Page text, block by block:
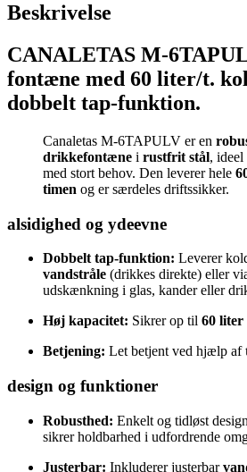
Beskrivelse
CANALETAS M-
fontæne med 60 liter/t.
dobbelt tap-funktion.
Canaletas M-6TAPULV er en
drikkefontæne i rustfrit stål,
med stort behov. Den leverer hele
timen og er særdeles driftssikker.
alsidighed og ydeevne
Dobbelt tap-funktion: Leverer
vandstråle (drikkes direkte) eller
udskænkning i glas, kander eller
Høj kapacitet: Sikrer op til 60 liter
Betjening: Let betjent ved hjælp af
design og funktioner
Robusthed: Enkelt og tidløst
sikrer holdbarhed i udfordrende
Justerbar: Inkluderer justerbar